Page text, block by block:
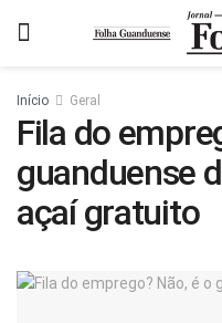
Início Geral
Fila do
guanduense
açaí gratuito